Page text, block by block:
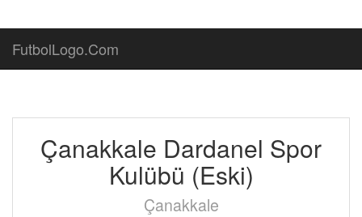
FutbolLogo.Com
Çanakkale Dardanel Spor
Kulübü (Eski)
Çanakkale